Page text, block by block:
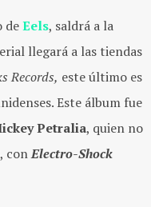
deEels, saldrá a la
llegará a las tiendas
Records, este último es
Este álbum fue
Petralia, quien no
conElectro-Shock